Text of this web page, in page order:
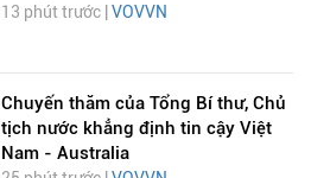
13 phút trước | VOVVN
Chuyến thăm của Tổng Bí thư, Chủ
tịch nước khẳng định tin cậy Việt
Nam - Australia